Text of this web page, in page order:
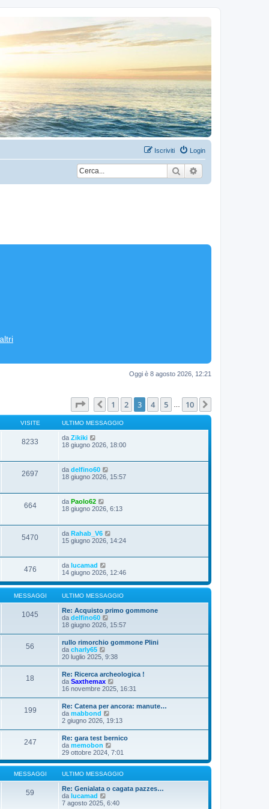
Login
Iscriviti
Cerca
Oggi è 8 agosto 2026, 12:21
Pagina3 di
Precedente
1 2 3 4 5 10
VISITE ULTIMO MESSAGGIO
8233 da Zikiki
18 giugno 2026, 18:00
2697 da delfino60
18 giugno 2026, 15:57
664 da Paolo62
18 giugno 2026, 6:13
5470 da Rahab_V6
15 giugno 2026, 14:24
476 da lucamad
14 giugno 2026, 12:46
MESSAGGI ULTIMO MESSAGGIO
1045
Re: Acquisto primo gommone
da delfino60
e
u
t
i
m
o
m
e
s
s
a
g
g
i
o
18 giugno 2026, 15:57
56
rullo rimorchio gommone Plini
da charly65
e
u
l
t
i
m
o
m
e
s
s
a
g
g
i
20 luglio 2025, 9:38
18
Re: Ricerca archeologica !
da Saxthemax
e
u
t
i
m
m
e
s
s
a
g
i
16 novembre 2025, 16:31
199
Re: Catena per ancora: manute…
da mabbond
e
u
l
i
m
o
e
s
2 giugno 2026, 19:13
247
Re: gara test bernico
da memobon
e
d
i
u
l
t
m
29 ottobre 2024, 7:01
MESSAGGI ULTIMO MESSAGGIO
59
Re: Genialata o cagata pazzes…
da lucamad
e
7 agosto 2025, 6:40